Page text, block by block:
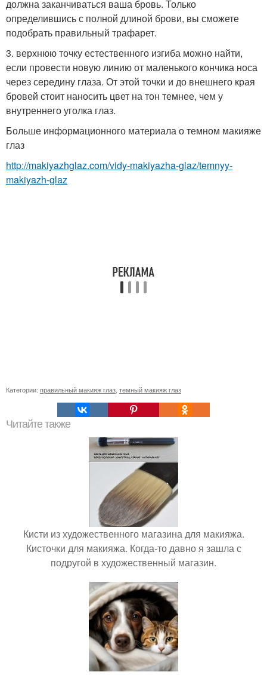
должна заканчиваться ваша бровь. Только
определившись с полной длиной брови, вы сможете
подобрать правильный трафарет.
3. верхнюю точку естественного изгиба можно найти,
если провести новую линию от маленького кончика носа
через середину глаза. От этой точки и до внешнего края
бровей стоит наносить цвет на тон темнее, чем у
внутреннего уголка глаз.
Больше информационного материала о темном макияже
глаз
http://makiyazhglaz.com/vidy-makiyazha-glaz/temnyy-
makiyazh-glaz
Категории: правильный макияж глаз темный макияж глаз
Читайте также
Кисти из художественного магазина для макияжа.
Кисточки для макияжа. Когда-то давно я зашла с
подругой в художественный магазин.